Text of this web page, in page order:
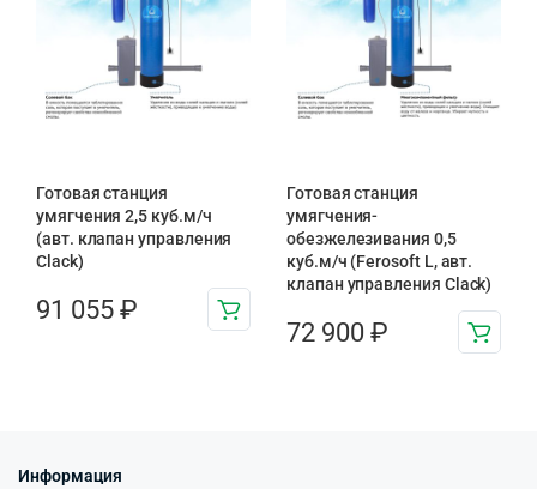
Готовая станция
умягчения 2,5 куб.м/ч
(авт. клапан управления
Clack)
91 055 ₽
Готовая станция
умягчения-
обезжелезивания 0,5
куб.м/ч (Ferosoft L, авт.
клапан управления Clack)
72 900 ₽
Информация